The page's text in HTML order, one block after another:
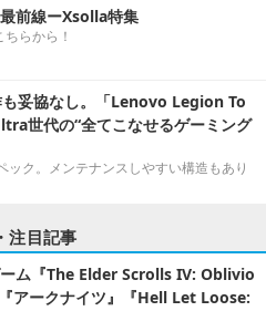
前線ーXsolla特集
らから！
妥協なし。「Lenovo Legion To
世代の“全てこなせるゲーミング
ック。メンテナンスしやすい構造もあり
注目記事
ム『The Elder Scrolls IV: Oblivio
アークナイツ』『Hell Let Loose: